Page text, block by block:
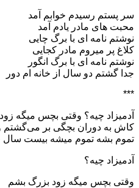
سر پستم رسیدم خوابم آمد
محبت های مادر یادم آمد
نوشتم نامه ای با برگ چایی
کلاغ پر میروم مادر کجایی
نوشتم نامه ای با برگ انگور
جدا گشتم دو سال از خانه ام دور
***
آدمیزاد چیه؟ وقتی بچس میگه
کاش به دوران بچگی بر می‌گشتم
تموم بشه تموم میشه بیست سال
آدمیزاد چیه؟
وقتی بچس میگه زود بزرگ بشم